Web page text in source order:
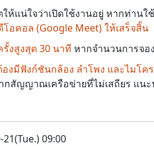
ห้แน่ใจว่าเปิดใช้งานอยู่ หากท่า
อคอล (Google Meet) ให้เสร็จสิ้น
งสูงสุด 30 นาที หากจำนวนการจอ
งมีฟังก์ชันกล้อง ลำโพง และไมโค
สัญญาณเครือข่ายที่ไม่เสถียร แนะ
21(Tue.) 09:00